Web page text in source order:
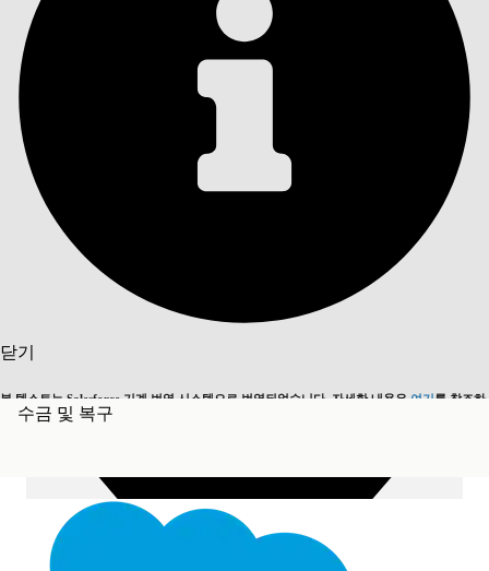
닫기
본 텍스트는 Salesforce 기계 번역 시스템으로 번역되었습니다. 자세한 내용은 여기를 참조하
세요.
영어로 전환
닫기
수금 및 복구